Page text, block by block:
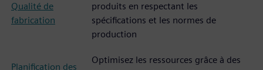
Qualité de
fabrication
produits en respectant les
spécifications et les normes de
production
Planification des
Optimisez les ressources grâce à des